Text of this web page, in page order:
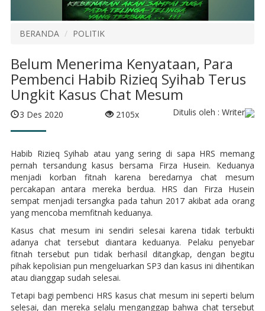
BERANDA POLITIK
Belum Menerima Kenyataan, Para
Pembenci Habib Rizieq Syihab Terus
Ungkit Kasus Chat Mesum
3 Des 2020 2105x Ditulis oleh : Writer
Habib Rizieq Syihab atau yang sering di sapa HRS memang
pernah tersandung kasus bersama Firza Husein. Keduanya
menjadi korban fitnah karena beredarnya chat mesum
percakapan antara mereka berdua. HRS dan Firza Husein
sempat menjadi tersangka pada tahun 2017 akibat ada orang
yang mencoba memfitnah keduanya.
Kasus chat mesum ini sendiri selesai karena tidak terbukti
adanya chat tersebut diantara keduanya. Pelaku penyebar
fitnah tersebut pun tidak berhasil ditangkap, dengan begitu
pihak kepolisian pun mengeluarkan SP3 dan kasus ini dihentikan
atau dianggap sudah selesai.
Tetapi bagi pembenci HRS kasus chat mesum ini seperti belum
selesai, dan mereka selalu menganggap bahwa chat tersebut